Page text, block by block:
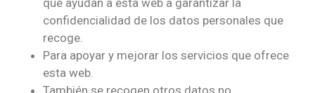
que ayudan a esta web a garantizar la
confidencialidad de los datos personales que
recoge.
Para apoyar y mejorar los servicios que ofrece
esta web.
También se recogen otros datos no